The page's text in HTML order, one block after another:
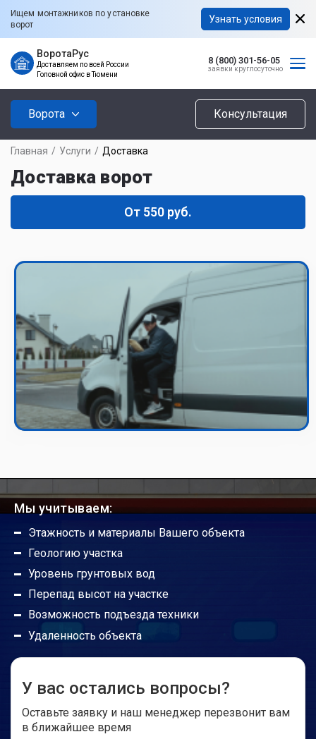
Ищем монтажников по установке
ворот
Узнать условия
ВоротаРус
Доставляем по всей России
Головной офис в Тюмени
8 (800) 301-56-05
заявки круглосуточно
Ворота Консультация
Главная / Услуги / Доставка
Доставка ворот
От 550 руб.
Мы учитываем:
Этажность и материалы Вашего объекта
Геологию участка
Уровень грунтовых вод
Перепад высот на участке
Возможность подъезда техники
Удаленность объекта
У вас остались вопросы?
Оставьте заявку и наш менеджер перезвонит вам
в ближайшее время